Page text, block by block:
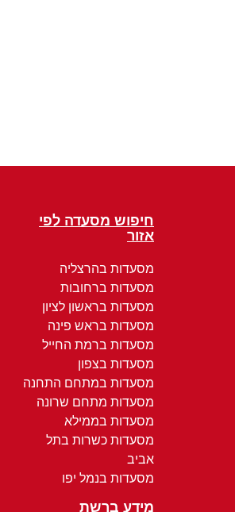
חיפוש מסעדה לפי
אזור
מסעדות בהרצליה
מסעדות ברחובות
מסעדות בראשון לציון
מסעדות בראש פינה
מסעדות ברמת החייל
מסעדות בצפון
מסעדות במתחם התחנה
מסעדות מתחם שרונה
מסעדות בממילא
מסעדות כשרות בתל
אביב
מסעדות בנמל יפו
מידע ברשת